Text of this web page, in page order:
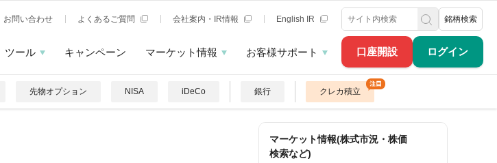
口座開設 ログイン
お問い合わせ よくあるご質問 会社案内・IR情報 English IR 銘柄検索
ツール キャンペーン マーケット情報 お客様サポート
先物オプション NISA iDeCo 銀行 クレカ積立
マーケット情報(株式市況・株価
検索など)